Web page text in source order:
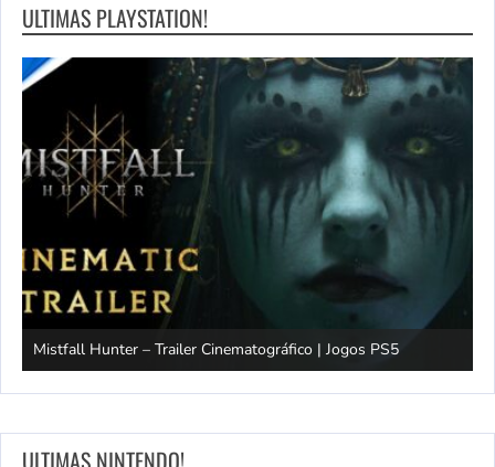
ULTIMAS PLAYSTATION!
Mistfall Hunter – Trailer Cinematográfico | Jogos PS5
ULTIMAS NINTENDO!